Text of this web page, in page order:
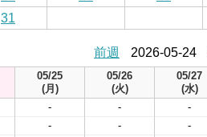
31
前週 2026-05-24
05/25
(月)
05/26
(火)
05/27
(水)
- - -
- - -